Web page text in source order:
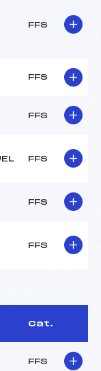
FFS
FFS
FFS
FFS
FFS
FFS
Cat.
FFS